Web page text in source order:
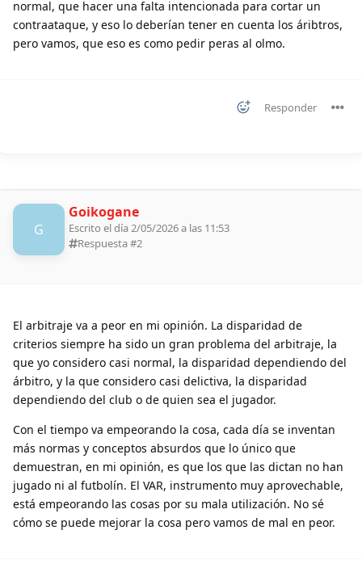
normal, que hacer una falta intencionada para cortar un
contraataque, y eso lo deberían tener en cuenta los áribtros,
pero vamos, que eso es como pedir peras al olmo.
Responder
G
Goikogane
Escrito el día 2/05/2026 a las 11:53
Respuesta #2
El arbitraje va a peor en mi opinión. La disparidad de
criterios siempre ha sido un gran problema del arbitraje, la
que yo considero casi normal, la disparidad dependiendo del
árbitro, y la que considero casi delictiva, la disparidad
dependiendo del club o de quien sea el jugador.
Con el tiempo va empeorando la cosa, cada día se inventan
más normas y conceptos absurdos que lo único que
demuestran, en mi opinión, es que los que las dictan no han
jugado ni al futbolín. El VAR, instrumento muy aprovechable,
está empeorando las cosas por su mala utilización. No sé
cómo se puede mejorar la cosa pero vamos de mal en peor.